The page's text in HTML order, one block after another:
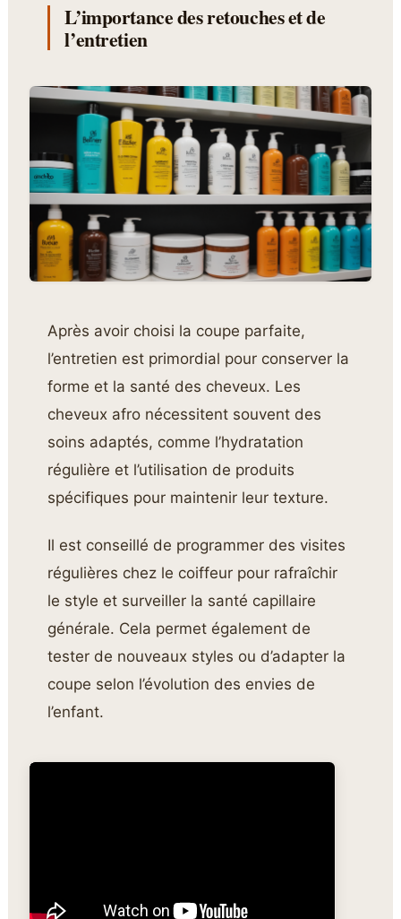
L’importance des retouches et de
l’entretien
Après avoir choisi la coupe parfaite,
l’entretien est primordial pour conserver la
forme et la santé des cheveux. Les
cheveux afro nécessitent souvent des
soins adaptés, comme l’hydratation
régulière et l’utilisation de produits
spécifiques pour maintenir leur texture.
Il est conseillé de programmer des visites
régulières chez le coiffeur pour rafraîchir
le style et surveiller la santé capillaire
générale. Cela permet également de
tester de nouveaux styles ou d’adapter la
coupe selon l’évolution des envies de
l’enfant.